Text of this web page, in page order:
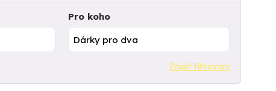
Pro koho
Zrušit filtrování